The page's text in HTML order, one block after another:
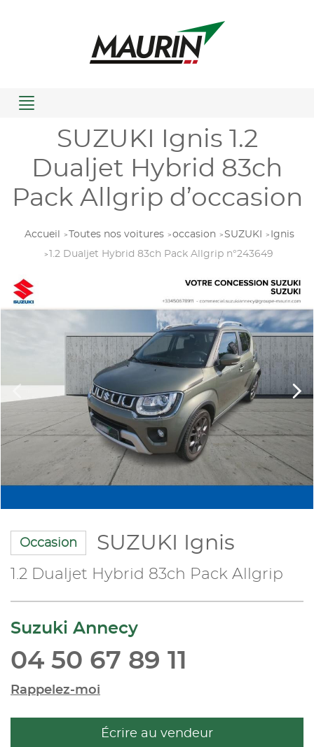
Menu
SUZUKI Ignis 1.2
Dualjet Hybrid 83ch
Pack Allgrip d’occasion
Accueil Toutes nos voitures occasion SUZUKI
Ignis
1.2 Dualjet Hybrid 83ch Pack Allgrip n°243649
Occasion SUZUKI Ignis
1.2 Dualjet Hybrid 83ch Pack Allgrip
Suzuki Annecy
04 50 67 89 11
Rappelez-moi
Écrire au vendeur